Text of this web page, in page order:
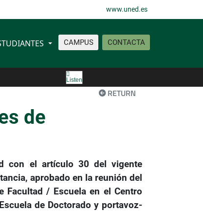
www.uned.es
CAMPUS CONTACTA
Listen
RETURN
de
con el artículo 30 del vigente
aprobado en la reunión del
Facultad / Escuela en el Centro
de Doctorado y portavoz-